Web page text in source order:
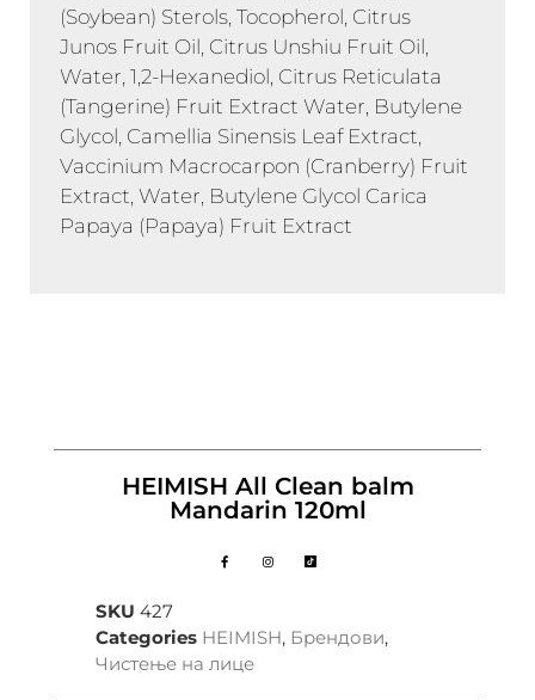
(Soybean) Sterols, Tocopherol, Citrus
Junos Fruit Oil, Citrus Unshiu Fruit Oil,
Water, 1,2-Hexanediol, Citrus Reticulata
(Tangerine) Fruit Extract Water, Butylene
Glycol, Camellia Sinensis Leaf Extract,
Vaccinium Macrocarpon (Cranberry) Fruit
Extract, Water, Butylene Glycol Carica
Papaya (Papaya) Fruit Extract
HEIMISH All Clean balm
Mandarin 120ml
SKU 427
Categories HEIMISH, Брендови,
Чистење на лице